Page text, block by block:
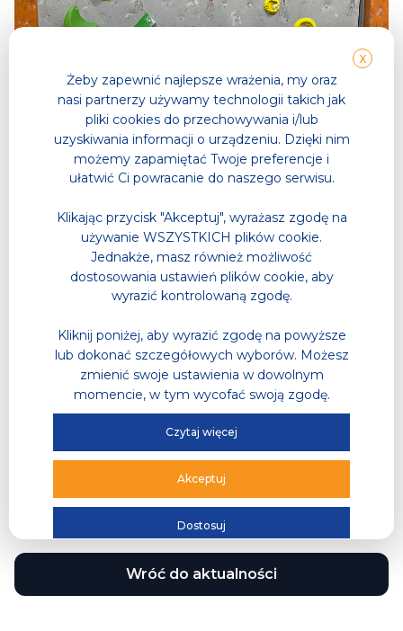
Wróć do aktualności
X
Żeby zapewnić najlepsze wrażenia, my oraz
nasi partnerzy używamy technologii takich jak
pliki cookies do przechowywania i/lub
uzyskiwania informacji o urządzeniu. Dzięki nim
możemy zapamiętać Twoje preferencje i
ułatwić Ci powracanie do naszego serwisu.
Klikając przycisk "Akceptuj", wyrażasz zgodę na
używanie WSZYSTKICH plików cookie.
Jednakże, masz również możliwość
dostosowania ustawień plików cookie, aby
wyrazić kontrolowaną zgodę.
Kliknij poniżej, aby wyrazić zgodę na powyższe
lub dokonać szczegółowych wyborów. Możesz
zmienić swoje ustawienia w dowolnym
momencie, w tym wycofać swoją zgodę.
Czytaj więcej
Akceptuj
Dostosuj